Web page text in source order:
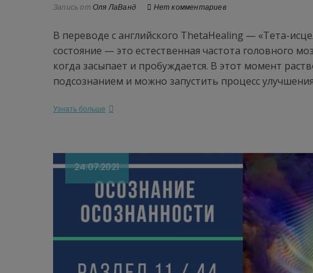
Запись от Оля ЛаВанд Нет комментариев
В переводе с английского ThetaHealing — «Тета-
состояние — это естественная частота головного
когда засыпает и пробуждается. В этот момент
подсознанием и можно запустить процесс
Узнать больше
24.07.2021